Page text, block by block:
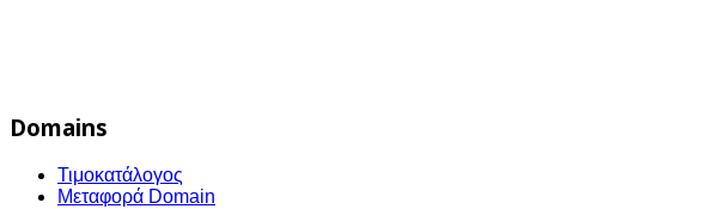
Domains
Τιμοκατάλογος
Μεταφορά Domain